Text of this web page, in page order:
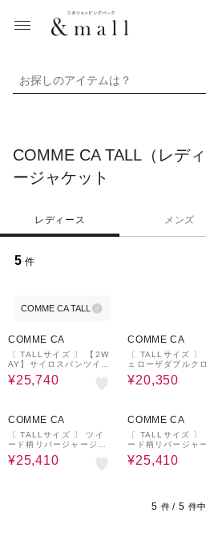
お探しのアイテムは？
COMME CA TALL（レデ
ージャケット
レディース メンズ
5 件
COMME CA TALL
COMME CA
〔 TALLサイズ 〕 【2W
AY】サイロスパンツイル
ジャケット
¥25,740
COMME CA
〔 TALLサイズ 〕
ェローザダブルク
ーカラージャケット
¥20,350
COMME CA
〔 TALLサイズ 〕 ツイ
ード柄リバージャージー
ノーカラージャケット
¥25,410
COMME CA
〔 TALLサイズ 〕
ード柄リバージャ
ノーカラージャケッ
¥25,410
5 件 / 5 件中